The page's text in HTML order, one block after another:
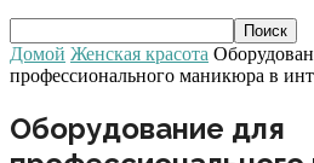
Домой Женская красота
профессионального маникюра в
Оборудование для